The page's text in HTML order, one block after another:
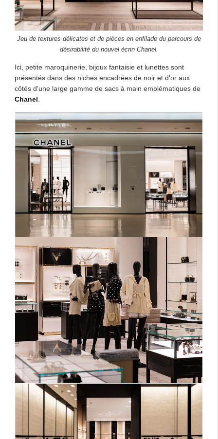
Jeu de textures délicates et de pièces en enfilade du parcours de
désirabilité du nouvel écrin Chanel.
Ici, petite maroquinerie, bijoux fantaisie et lunettes sont
présentés dans des niches encadrées de noir et d’or aux
côtés d’une large gamme de sacs à main emblématiques de
Chanel